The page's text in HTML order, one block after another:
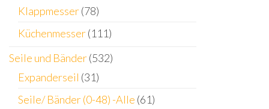
Klappmesser(78)
Küchenmesser(111)
Seile und Bänder(532)
Expanderseil (31)
Seile/ Bänder (0-48) -Alle (61)